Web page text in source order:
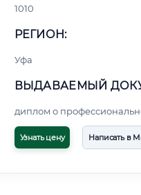
1010
РЕГИОН:
Уфа
ВЫДАВАЕМЫЙ
диплом о
Узнать цену Написать в